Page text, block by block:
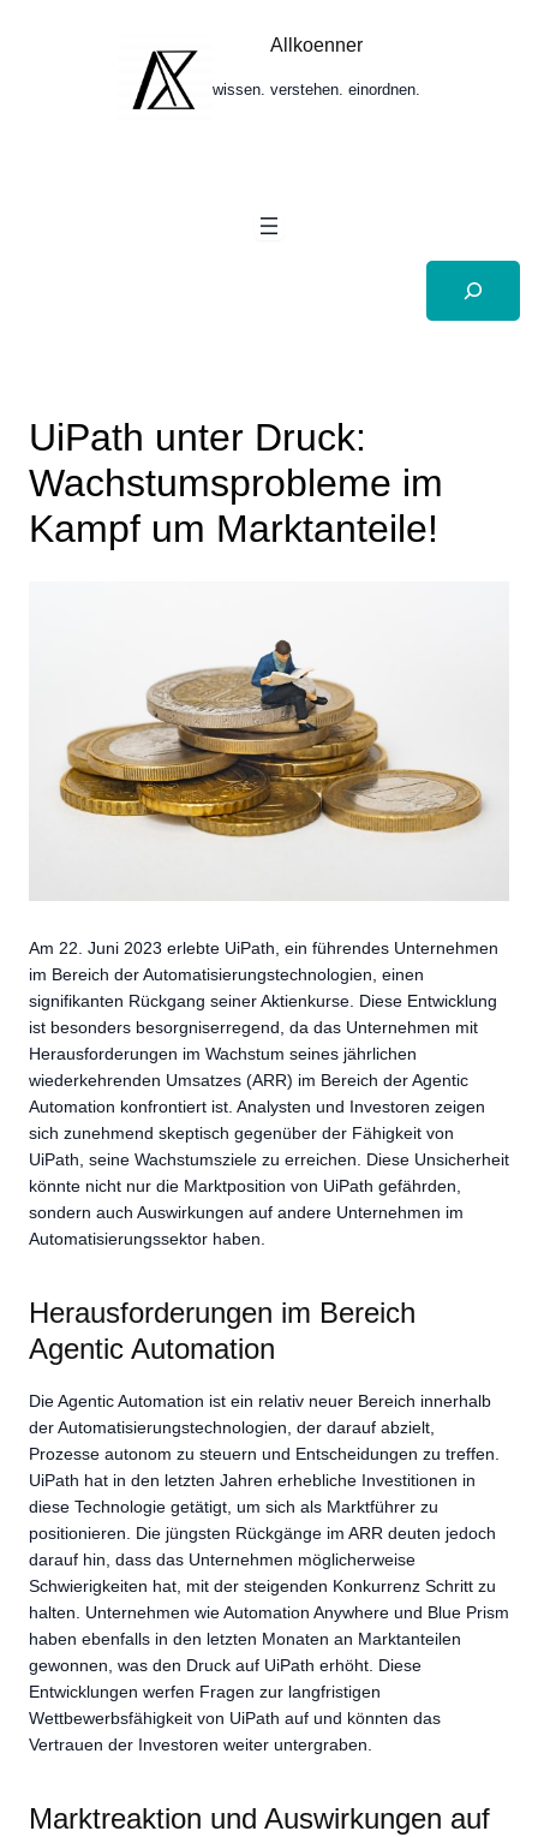
Allkoenner
wissen. verstehen. einordnen.
Suchen
UiPath unter Druck:
Wachstumsprobleme im
Kampf um Marktanteile!
Am 22. Juni 2023 erlebte UiPath, ein führendes Unternehmen
im Bereich der Automatisierungstechnologien, einen
signifikanten Rückgang seiner Aktienkurse. Diese Entwicklung
ist besonders besorgniserregend, da das Unternehmen mit
Herausforderungen im Wachstum seines jährlichen
wiederkehrenden Umsatzes (ARR) im Bereich der Agentic
Automation konfrontiert ist. Analysten und Investoren zeigen
sich zunehmend skeptisch gegenüber der Fähigkeit von
UiPath, seine Wachstumsziele zu erreichen. Diese Unsicherheit
könnte nicht nur die Marktposition von UiPath gefährden,
sondern auch Auswirkungen auf andere Unternehmen im
Automatisierungssektor haben.
Herausforderungen im Bereich
Agentic Automation
Die Agentic Automation ist ein relativ neuer Bereich innerhalb
der Automatisierungstechnologien, der darauf abzielt,
Prozesse autonom zu steuern und Entscheidungen zu treffen.
UiPath hat in den letzten Jahren erhebliche Investitionen in
diese Technologie getätigt, um sich als Marktführer zu
positionieren. Die jüngsten Rückgänge im ARR deuten jedoch
darauf hin, dass das Unternehmen möglicherweise
Schwierigkeiten hat, mit der steigenden Konkurrenz Schritt zu
halten. Unternehmen wie Automation Anywhere und Blue Prism
haben ebenfalls in den letzten Monaten an Marktanteilen
gewonnen, was den Druck auf UiPath erhöht. Diese
Entwicklungen werfen Fragen zur langfristigen
Wettbewerbsfähigkeit von UiPath auf und könnten das
Vertrauen der Investoren weiter untergraben.
Marktreaktion und Auswirkungen auf